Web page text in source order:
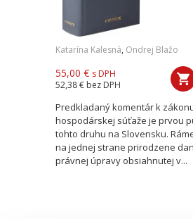
Katarína Kalesná, Ondrej Blažo
55,00 € s DPH
52,38 € bez DPH
Predkladaný komentár k
hospodárskej súťaže je prvou
tohto druhu na Slovensku.
na jednej strane prirodzene
právnej úpravy obsiahnutej v...